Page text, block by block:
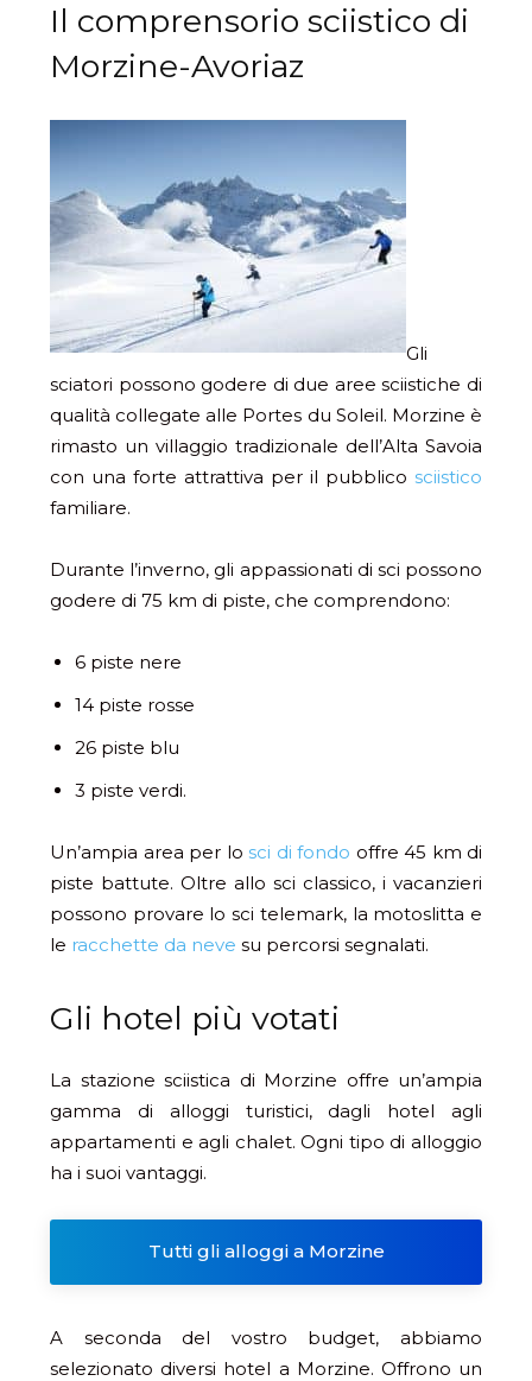
Il comprensorio sciistico di
Morzine-Avoriaz
Gli
sciatori possono godere di due aree sciistiche di
qualità collegate alle Portes du Soleil. Morzine è
rimasto un villaggio tradizionale dell’Alta Savoia
con una forte attrattiva per il pubblico sciistico
familiare.
Durante l’inverno, gli appassionati di sci possono
godere di 75 km di piste, che comprendono:
6 piste nere
14 piste rosse
26 piste blu
3 piste verdi.
Un’ampia area per lo sci di fondo offre 45 km di
piste battute. Oltre allo sci classico, i vacanzieri
possono provare lo sci telemark, la motoslitta e
le racchette da neve su percorsi segnalati.
Gli hotel più votati
La stazione sciistica di Morzine offre un’ampia
gamma di alloggi turistici, dagli hotel agli
appartamenti e agli chalet. Ogni tipo di alloggio
ha i suoi vantaggi.
Tutti gli alloggi a Morzine
A seconda del vostro budget, abbiamo
selezionato diversi hotel a Morzine. Offrono un